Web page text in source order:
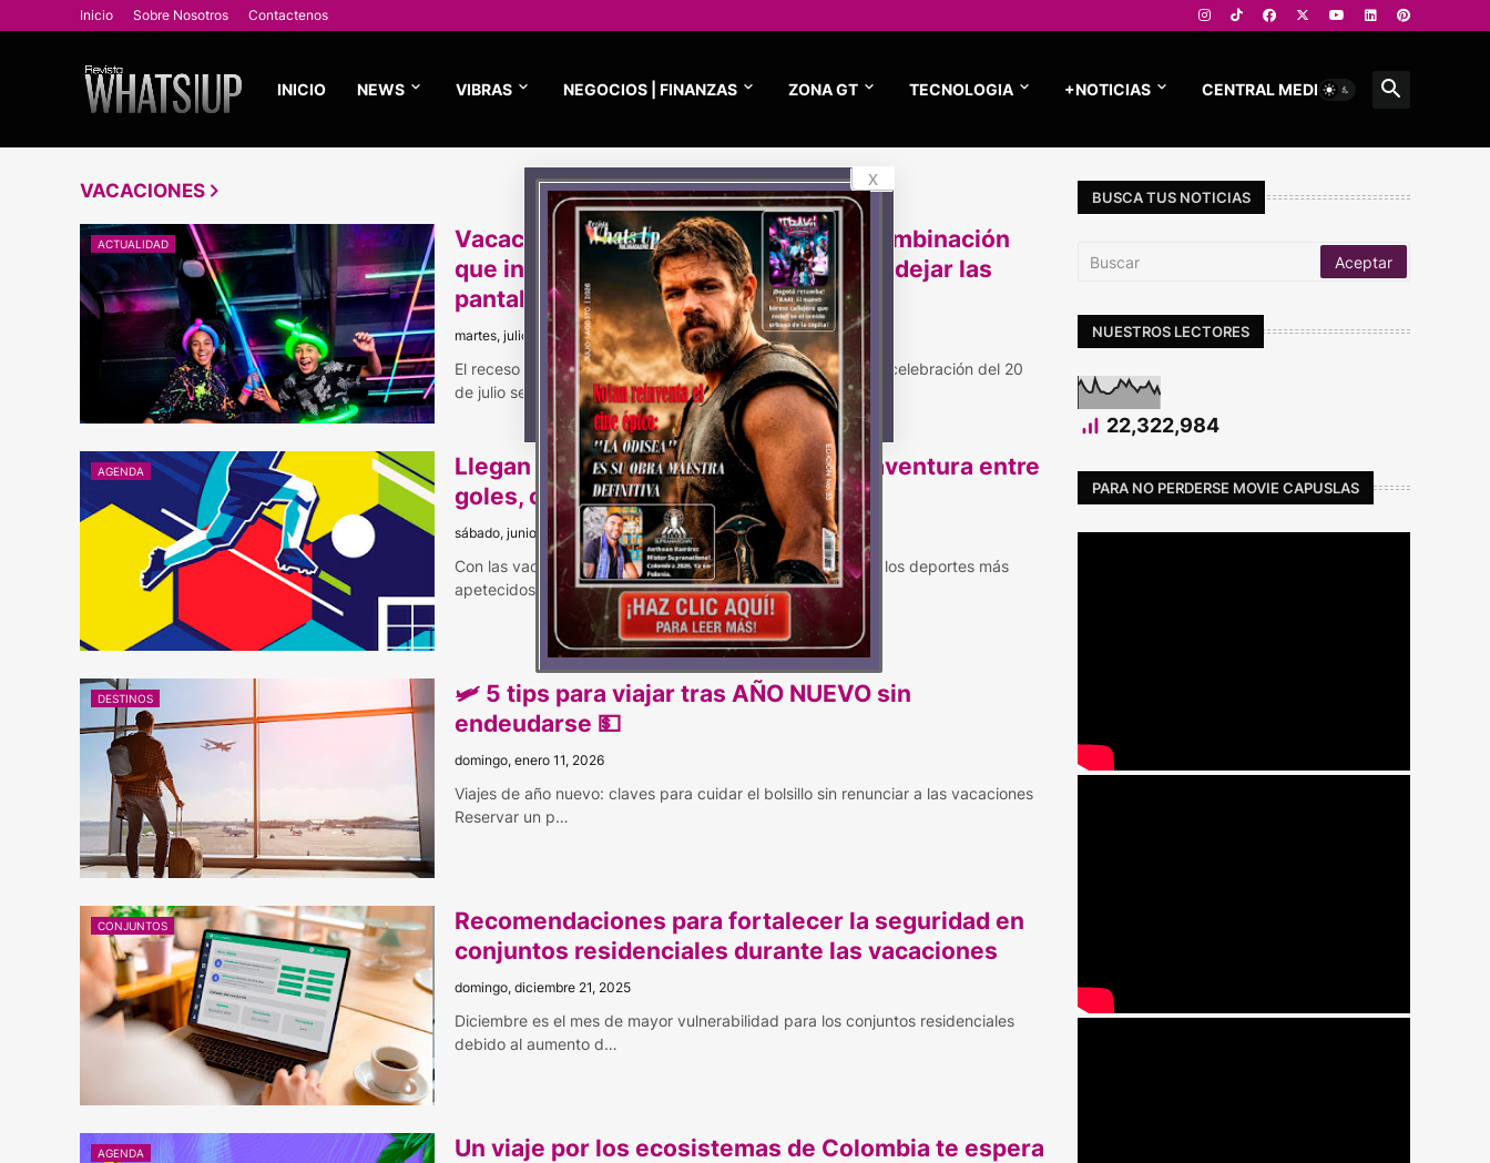
Inicio Sobre Nosotros Contactenos
INICIO NEWS VIBRAS NEGOCIOS | FINANZAS ZONA GT TECNOLOGIA +NOTICIAS CENTRAL MEDIOS
VACACIONES
ACTUALIDAD
Vacaciones, fútbol y movimiento: la combinación
que invita a las familias colombianas a dejar las
pantallas y volver a jugar
martes, julio 14, 2026
El receso escolar, los partidos de la Selección Colombia y la celebración del 20
de julio se con…
AGENDA
Llegan las vacaciones a Maloka: una aventura entre
goles, ciencia y exploración
sábado, junio 13, 2026
Con las vacaciones de mitad de año llega a Maloka uno de los deportes más
apetecidos a nivel mun…
DESTINOS
🛩️ 5 tips para viajar tras AÑO NUEVO sin
endeudarse 💵
domingo, enero 11, 2026
Viajes de año nuevo: claves para cuidar el bolsillo sin renunciar a las vacaciones
Reservar un p…
CONJUNTOS
Recomendaciones para fortalecer la seguridad en
conjuntos residenciales durante las vacaciones
domingo, diciembre 21, 2025
Diciembre es el mes de mayor vulnerabilidad para los conjuntos residenciales
debido al aumento d…
AGENDA
Un viaje por los ecosistemas de Colombia te espera
BUSCA TUS NOTICIAS
NUESTROS LECTORES
22,322,984
PARA NO PERDERSE MOVIE CAPUSLAS
x